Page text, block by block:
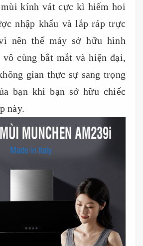
kính vát cực kì hiếm hoi
nhập khẩu và lắp ráp trực
nên thế máy sở hữu hình
vô cùng bắt mắt và hiện đại,
gian thực sự sang trọng
bạn khi bạn sở hữu chiếc
này.